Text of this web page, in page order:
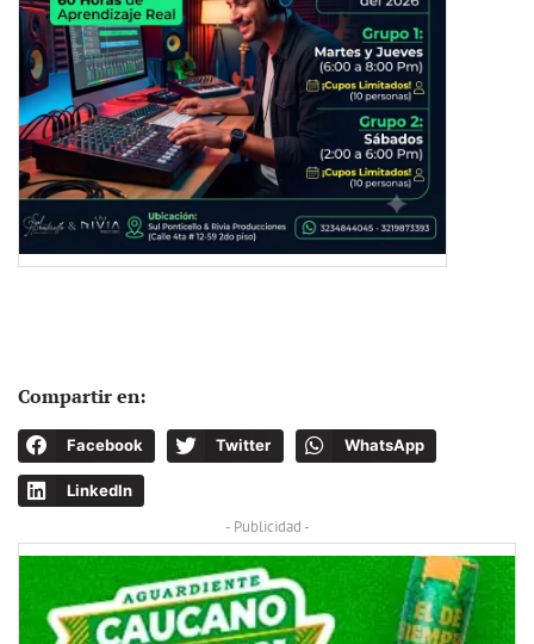
Compartir en:
Facebook Twitter WhatsApp
LinkedIn
- Publicidad -